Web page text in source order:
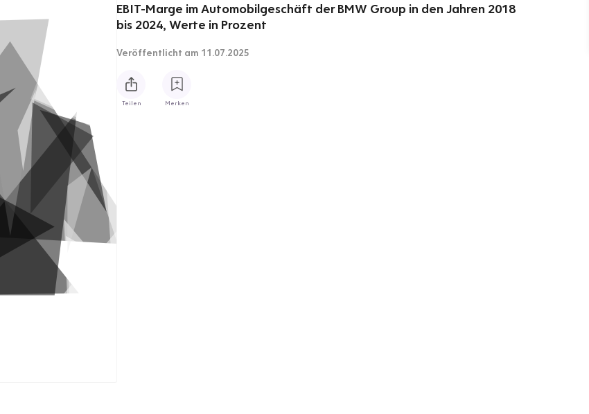
EBIT-Marge im Automobilgeschäft der BMW Group in den Jahren 2018
bis 2024, Werte in Prozent
Veröffentlicht am 11.07.2025
Teilen Merken